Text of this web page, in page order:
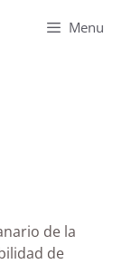
Menu
de la
de